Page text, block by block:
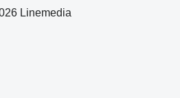
Linemedia